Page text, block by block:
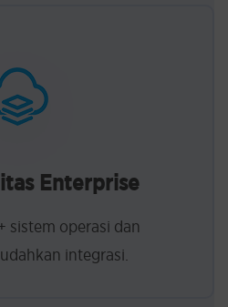
Enterprise
sistem operasi dan
integrasi.